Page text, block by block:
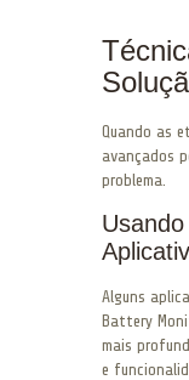
Quando as
avançados
problema.
Alguns
Battery
mais
e